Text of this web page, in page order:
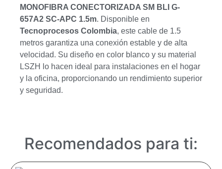
MONOFIBRA CONECTORIZADA SM BLI G-
657A2 SC-APC 1.5m. Disponible en
Tecnoprocesos Colombia, este cable de 1.5
metros garantiza una conexión estable y de alta
velocidad. Su diseño en color blanco y su material
LSZH lo hacen ideal para instalaciones en el hogar
y la oficina, proporcionando un rendimiento superior
y seguridad.
Recomendados para ti: